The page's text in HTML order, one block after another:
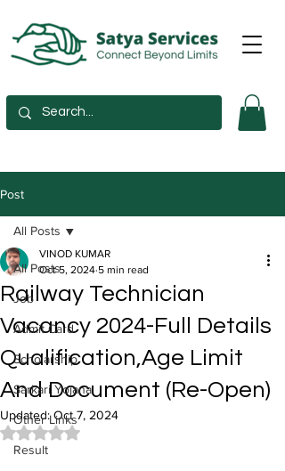
Post
All Posts
Job
Admit Card
Scholarship
Sarkari Yojana
Other Links
Result
All Posts
Railway Technician
Vacancy 2024-Full Details
Qualification,Age Limit
And Document (Re-Open)
VINOD KUMAR
Oct 5, 2024 5 min read
Updated:Oct 7, 2024
Rated NaN out of 5 stars.